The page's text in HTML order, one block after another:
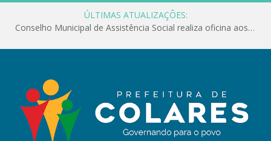
ÚLTIMAS ATUALIZAÇÕES:
Conselho Municipal de Assistência Social realiza oficina aos servidores